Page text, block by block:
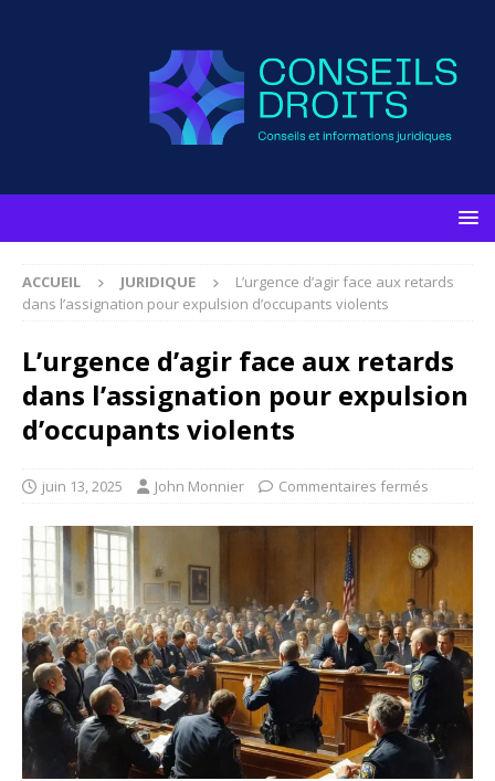
ACCUEIL JURIDIQUE
L’urgence d’agir face aux retards
dans l’assignation pour expulsion d’occupants violents
L’urgence d’agir face aux retards
dans l’assignation pour expulsion
d’occupants violents
juin 13, 2025 John Monnier Commentaires fermés